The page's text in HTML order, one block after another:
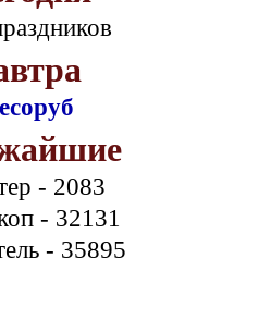
- 2083
- 32131
- 35895